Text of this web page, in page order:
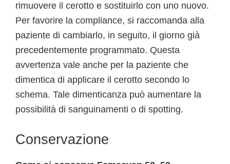
rimuovere il cerotto e sostituirlo con uno nuovo.
Per favorire la compliance, si raccomanda alla
paziente di cambiarlo, in seguito, il giorno già
precedentemente programmato. Questa
avvertenza vale anche per la paziente che
dimentica di applicare il cerotto secondo lo
schema. Tale dimenticanza può aumentare la
possibilità di sanguinamenti o di spotting.
Conservazione